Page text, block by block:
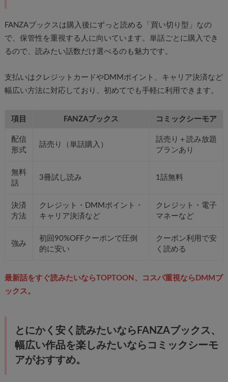
FANZAブックスは購入後にずっと読める「買い切り型」なの
で、保管性を重視する人に向いています。単話ごとに購入でき
るので、読みたい話数だけ選べるのも魅力です。
支払いはクレジットカードやDMMポイント、キャリア決済など
幅広い方法に対応しており、初めてでも手軽に利用できます。
項目 FANZAブックス コミックシーモア
配信
形式
話売り（単話購入）
話売り＋読み放題
プランあり
無料
話
3冊試し読み 1話無料
決済
方法
クレジット・DMMポイント・
キャリア決済など
クレジット・電子
マネーなど
強み
初回90%OFFクーポンで圧倒
的に安い
クーポン利用で安
く読める
最新話をすぐ読みたいならTOPTOON、コスパ重視ならDMMブ
ックス。
とにかく安く読みたいならFANZAブックス、
幅広い作品を楽しみたいならコミックシーモ
アがおすすめ。